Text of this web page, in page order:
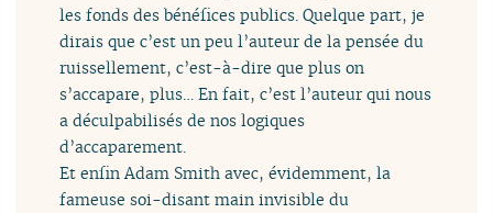
les fonds des bénéfices publics. Quelque part, je
dirais que c’est un peu l’auteur de la pensée du
ruissellement, c’est-à-dire que plus on
s’accapare, plus… En fait, c’est l’auteur qui nous
a déculpabilisés de nos logiques
d’accaparement.
Et enfin Adam Smith avec, évidemment, la
fameuse soi-disant main invisible du